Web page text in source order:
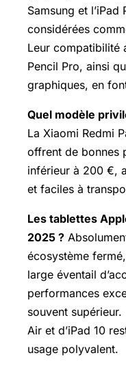
Samsung et l’iPad
considérées
Leur compatibilité
Pencil Pro, ainsi
graphiques, en
Quel modèle
La Xiaomi Redmi
offrent de bonnes
inférieur à 200 €,
et faciles à
Les tablettes
2025 ?
écosystème
large éventail
performances
souvent supérieur.
Air et d’iPad 10
usage polyvalent.